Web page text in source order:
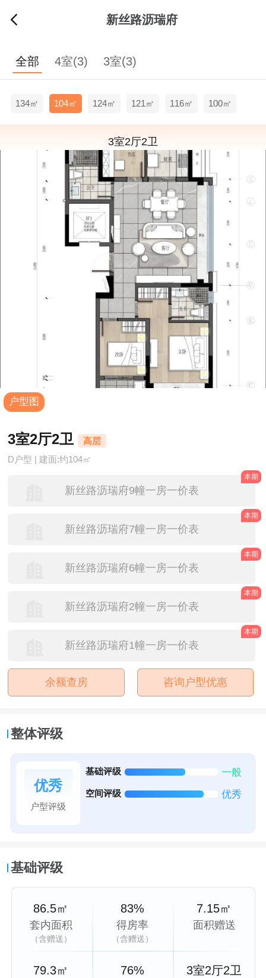
新丝路沥瑞府
全部 4室(3) 3室(3)
134㎡ 104㎡ 124㎡ 121㎡ 116㎡ 100㎡
3室2厅2卫
户型图
3室2厅2卫 高层
D户型 | 建面:约104㎡
新丝路沥瑞府9幢一房一价表
本期
新丝路沥瑞府7幢一房一价表
本期
新丝路沥瑞府6幢一房一价表
本期
新丝路沥瑞府2幢一房一价表
本期
新丝路沥瑞府1幢一房一价表
本期
余额查房 咨询户型优惠
整体评级
优秀
户型评级
基础评级 一般
空间评级 优秀
基础评级
86.5㎡
套内面积
（含赠送）
79.3㎡
83%
得房率
（含赠送）
76%
7.15㎡
面积赠送
3室2厅2卫